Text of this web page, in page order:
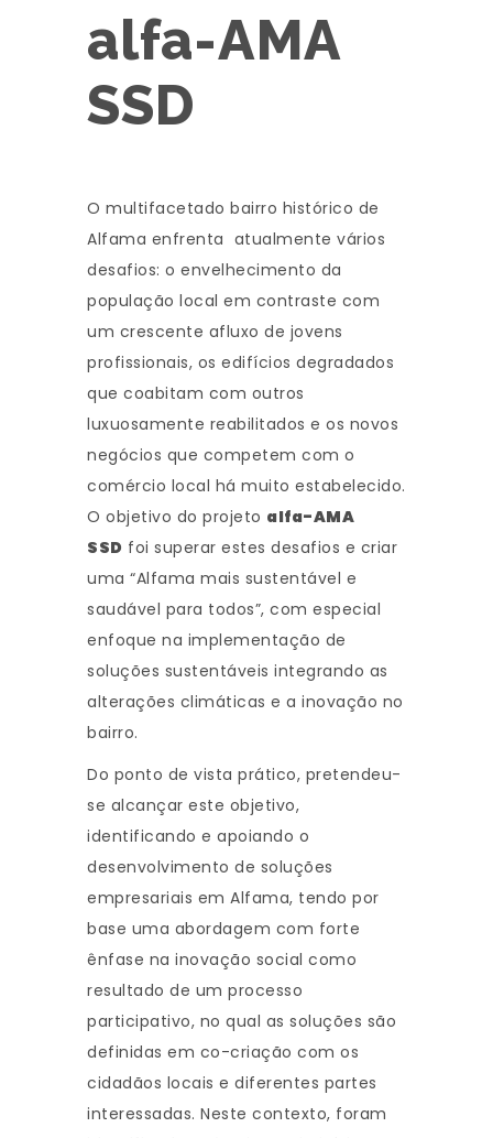
alfa-AMA
SSD
O multifacetado bairro histórico de
Alfama enfrenta atualmente vários
desafios: o envelhecimento da
população local em contraste com
um crescente afluxo de jovens
profissionais, os edifícios degradados
que coabitam com outros
luxuosamente reabilitados e os novos
negócios que competem com o
comércio local há muito estabelecido.
O objetivo do projeto alfa-AMA
SSD foi superar estes desafios e criar
uma “Alfama mais sustentável e
saudável para todos”, com especial
enfoque na implementação de
soluções sustentáveis integrando as
alterações climáticas e a inovação no
bairro.
Do ponto de vista prático, pretendeu-
se alcançar este objetivo,
identificando e apoiando o
desenvolvimento de soluções
empresariais em Alfama, tendo por
base uma abordagem com forte
ênfase na inovação social como
resultado de um processo
participativo, no qual as soluções são
definidas em co-criação com os
cidadãos locais e diferentes partes
interessadas. Neste contexto, foram